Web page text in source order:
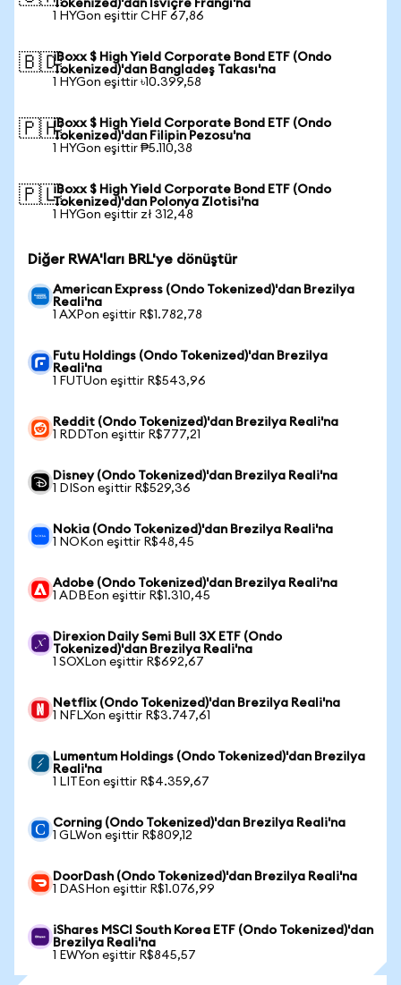
Tokenized)'dan İsviçre Frangı'na
1 HYGon eşittir CHF 67,86
🇧🇩iBoxx $ High Yield Corporate Bond ETF (Ondo
Tokenized)'dan Bangladeş Takası'na
1 HYGon eşittir ৳10.399,58
🇵🇭iBoxx $ High Yield Corporate Bond ETF (Ondo
Tokenized)'dan Filipin Pezosu'na
1 HYGon eşittir ₱5.110,38
🇵🇱iBoxx $ High Yield Corporate Bond ETF (Ondo
Tokenized)'dan Polonya Zlotisi'na
1 HYGon eşittir zł 312,48
Diğer RWA'ları BRL'ye dönüştür
American Express (Ondo Tokenized)'dan Brezilya
Reali'na
1 AXPon eşittir R$1.782,78
Futu Holdings (Ondo Tokenized)'dan Brezilya
Reali'na
1 FUTUon eşittir R$543,96
Reddit (Ondo Tokenized)'dan Brezilya Reali'na
1 RDDTon eşittir R$777,21
Disney (Ondo Tokenized)'dan Brezilya Reali'na
1 DISon eşittir R$529,36
Nokia (Ondo Tokenized)'dan Brezilya Reali'na
1 NOKon eşittir R$48,45
Adobe (Ondo Tokenized)'dan Brezilya Reali'na
1 ADBEon eşittir R$1.310,45
Direxion Daily Semi Bull 3X ETF (Ondo
Tokenized)'dan Brezilya Reali'na
1 SOXLon eşittir R$692,67
Netflix (Ondo Tokenized)'dan Brezilya Reali'na
1 NFLXon eşittir R$3.747,61
Lumentum Holdings (Ondo Tokenized)'dan Brezilya
Reali'na
1 LITEon eşittir R$4.359,67
Corning (Ondo Tokenized)'dan Brezilya Reali'na
1 GLWon eşittir R$809,12
DoorDash (Ondo Tokenized)'dan Brezilya Reali'na
1 DASHon eşittir R$1.076,99
iShares MSCI South Korea ETF (Ondo Tokenized)'dan
Brezilya Reali'na
1 EWYon eşittir R$845,57